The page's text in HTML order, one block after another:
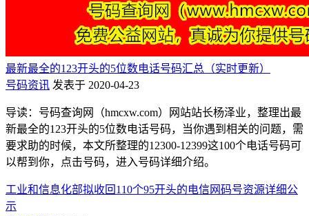
最新最全的123开头的5位数电话号码汇总（实时更新）
号码资讯 发表于 2020-04-23
导读：号码查询网（hmcxw.com）网站站长杨泽业，整理出最
新最全的123开头的5位数电话号码，当你遇到相关的问题，需
要求助的时候，本文所整理的12300-12399这100个电话号码可
以帮到你，点击号码，进入号码详细介绍。
工业和信息化部拟收回110个95开头的电信网码号资源详细公
示